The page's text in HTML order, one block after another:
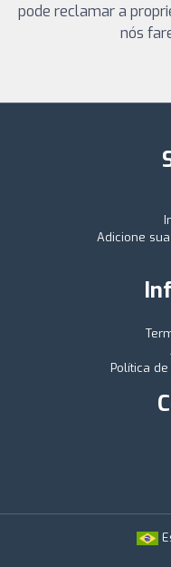
pode reclamar a
nós
Adicione
Política